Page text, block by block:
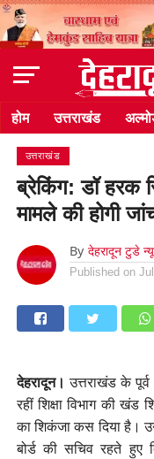
होम उत्तराखंड
उत्तराखंड
ब्रेकिंग: डॉ हरक
मामले की होगी
By देहरादून टुडे
Published on
देहरादून।उत्तराखंड के
रहीं शिक्षा विभाग की खंड
का शिकंजा कस दिया है।
बोर्ड की सचिव रहते